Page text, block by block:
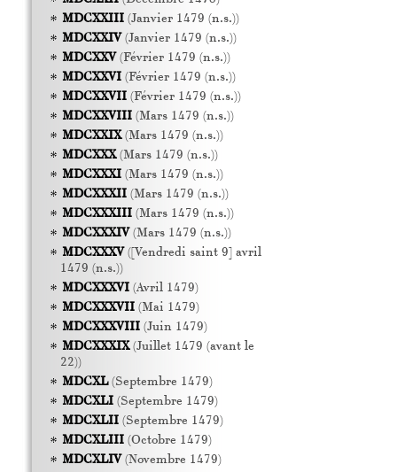
MDCXXIII(Janvier 1479 (n.s.))
MDCXXIV(Janvier 1479 (n.s.))
MDCXXV(Février 1479 (n.s.))
MDCXXVI(Février 1479 (n.s.))
MDCXXVII(Février 1479 (n.s.))
MDCXXVIII(Mars 1479 (n.s.))
MDCXXIX(Mars 1479 (n.s.))
MDCXXX(Mars 1479 (n.s.))
MDCXXXI(Mars 1479 (n.s.))
MDCXXXII(Mars 1479 (n.s.))
MDCXXXIII(Mars 1479 (n.s.))
MDCXXXIV(Mars 1479 (n.s.))
MDCXXXV([Vendredi saint 9] avril
1479 (n.s.))
MDCXXXVI(Avril 1479)
MDCXXXVII(Mai 1479)
MDCXXXVIII(Juin 1479)
MDCXXXIX(Juillet 1479 (avant le
22))
MDCXL(Septembre 1479)
MDCXLI(Septembre 1479)
MDCXLII(Septembre 1479)
MDCXLIII(Octobre 1479)
MDCXLIV(Novembre 1479)